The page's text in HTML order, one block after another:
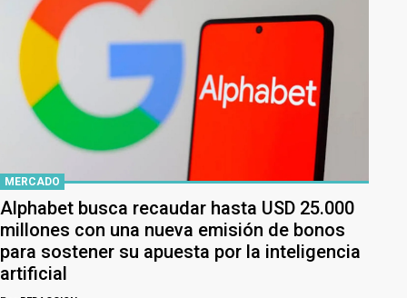
MERCADO
Alphabet busca recaudar hasta USD 25.000
millones con una nueva emisión de bonos
para sostener su apuesta por la inteligencia
artificial